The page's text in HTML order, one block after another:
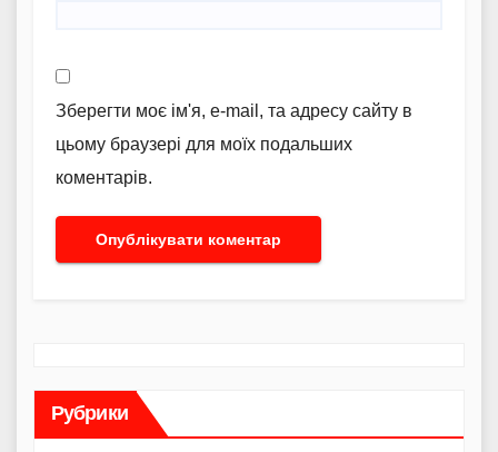
Зберегти моє ім'я, e-mail, та адресу сайту в
цьому браузері для моїх подальших
коментарів.
Рубрики